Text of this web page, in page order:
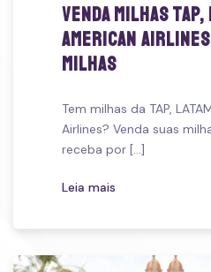
Venda Milhas TAP,
American Airlines
Milhas
Tem milhas da TAP,
Airlines? Venda suas
receba por [...]
Leia mais